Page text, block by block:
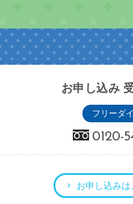
お申し込み
フリーダ
0120-
お申し込み